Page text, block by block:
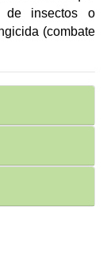
de insectos o
(combate